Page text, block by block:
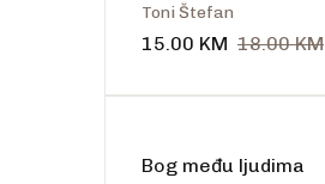
Toni Štefan
15.00 KM 18.00KM
Bog među ljudima